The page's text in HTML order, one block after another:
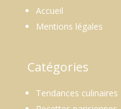
Accueil
Mentions légales
Catégories
Tendances culinaires